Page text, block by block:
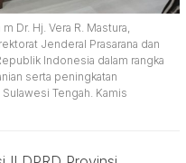
Dr. Hj. Vera R. Mastura,
Jenderal Prasarana dan
Indonesia dalam rangka
serta peningkatan
Tengah. Kamis